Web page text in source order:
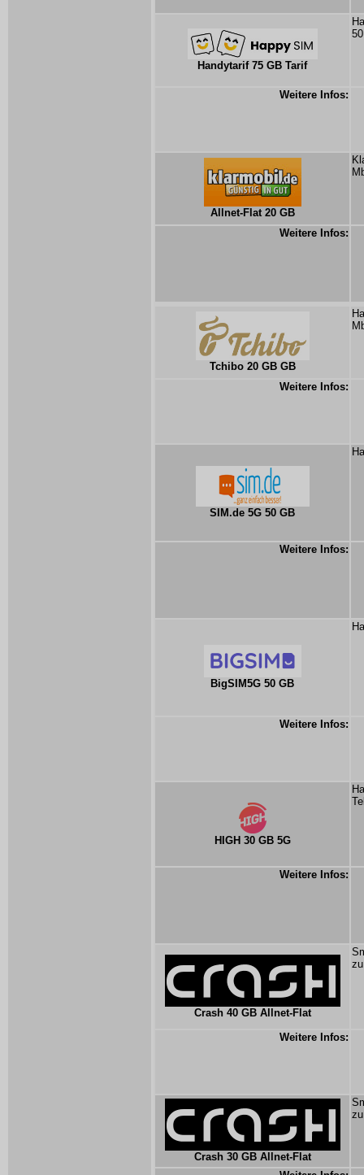
Handytarif 75 GB Tarif
Weitere Infos:
Allnet-Flat 20 GB
Weitere Infos:
Tchibo 20 GB GB
Weitere Infos:
SIM.de 5G 50 GB
Weitere Infos:
BigSIM5G 50 GB
Weitere Infos:
HIGH 30 GB 5G
Weitere Infos:
Crash 40 GB Allnet-Flat
Weitere Infos:
Crash 30 GB Allnet-Flat